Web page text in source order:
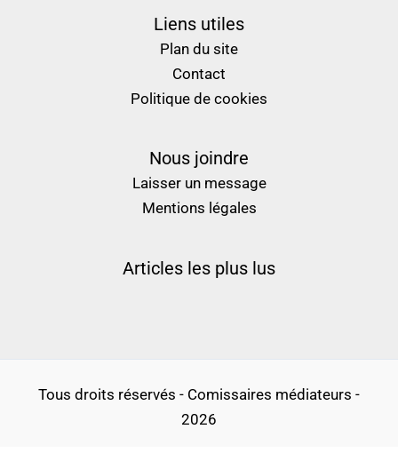
Liens utiles
Plan du site
Contact
Politique de cookies
Nous joindre
Laisser un message
Mentions légales
Articles les plus lus
Tous droits réservés - Comissaires médiateurs -
2026